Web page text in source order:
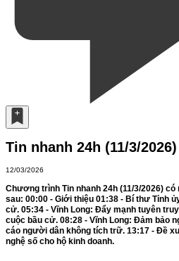
Tin nhanh 24h (11/3/2026)
12/03/2026
Chương trình Tin nhanh 24h (11/3/2026)
sau: 00:00 - Giới thiệu 01:38 - Bí thư Tỉnh
cử. 05:34 - Vĩnh Long: Đẩy mạnh tuyên
cuộc bầu cử. 08:28 - Vĩnh Long: Đảm bảo
cáo người dân không tích trữ. 13:17 - Đề
nghệ số cho hộ kinh doanh.